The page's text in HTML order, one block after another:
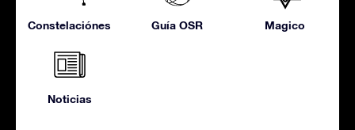
Constelaciónes Guía OSR Magico
Noticias